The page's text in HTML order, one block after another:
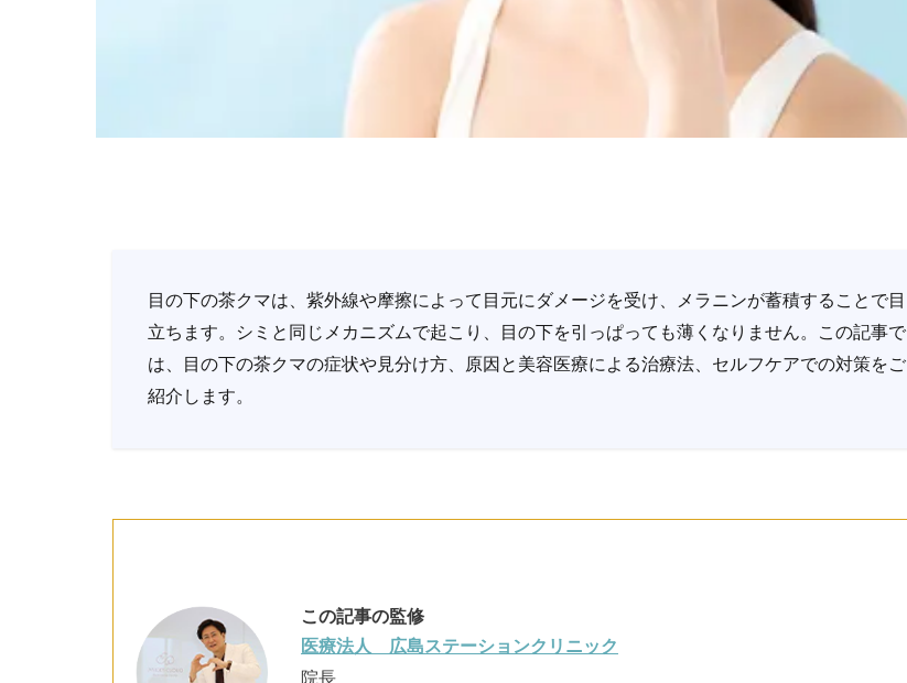
目の下の茶クマは、紫外線や摩擦によって目元にダメージを受け、メラニンが蓄積することで目
立ちます。シミと同じメカニズムで起こり、目の下を引っぱっても薄くなりません。この記事で
は、目の下の茶クマの症状や見分け方、原因と美容医療による治療法、セルフケアでの対策をご
紹介します。
この記事の監修
医療法人 広島ステーションクリニック
院長